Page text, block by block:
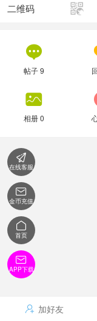

二维码

帖子 9

相册 0
 加好友

在线客服

金币充值

首页

APP下载